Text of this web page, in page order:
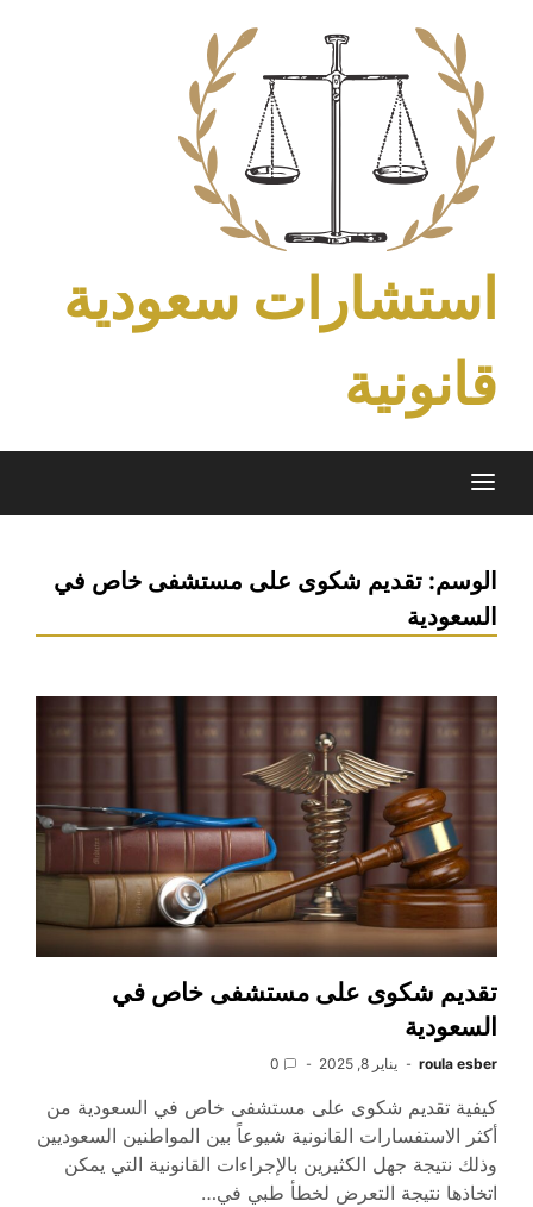
content
استشارات سعودية
قانونية
الوسم: تقديم شكوى على مستشفى خاص في
السعودية
تقديم شكوى على مستشفى خاص في
السعودية
roula esber يناير 8, 2025 0
كيفية تقديم شكوى على مستشفى خاص في السعودية من
أكثر الاستفسارات القانونية شيوعاً بين المواطنين السعوديين
وذلك نتيجة جهل الكثيرين بالإجراءات القانونية التي يمكن
اتخاذها نتيجة التعرض لخطأ طبي في…